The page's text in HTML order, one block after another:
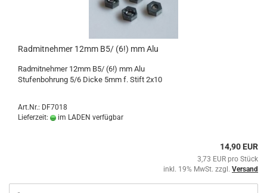
Radmitnehmer 12mm B5/ (6!) mm Alu
Radmitnehmer 12mm B5/ (6!) mm Alu
​Stufenbohrung 5/6 Dicke 5mm f. Stift 2x10
Art.Nr.: DF7018
Lieferzeit:
im LADEN verfügbar
14,90 EUR
3,73 EUR pro Stück
inkl. 19% MwSt. zzgl. Versand